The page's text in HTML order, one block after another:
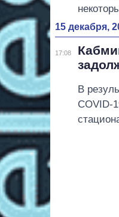
15 декабря,
17:08
В
COVID-